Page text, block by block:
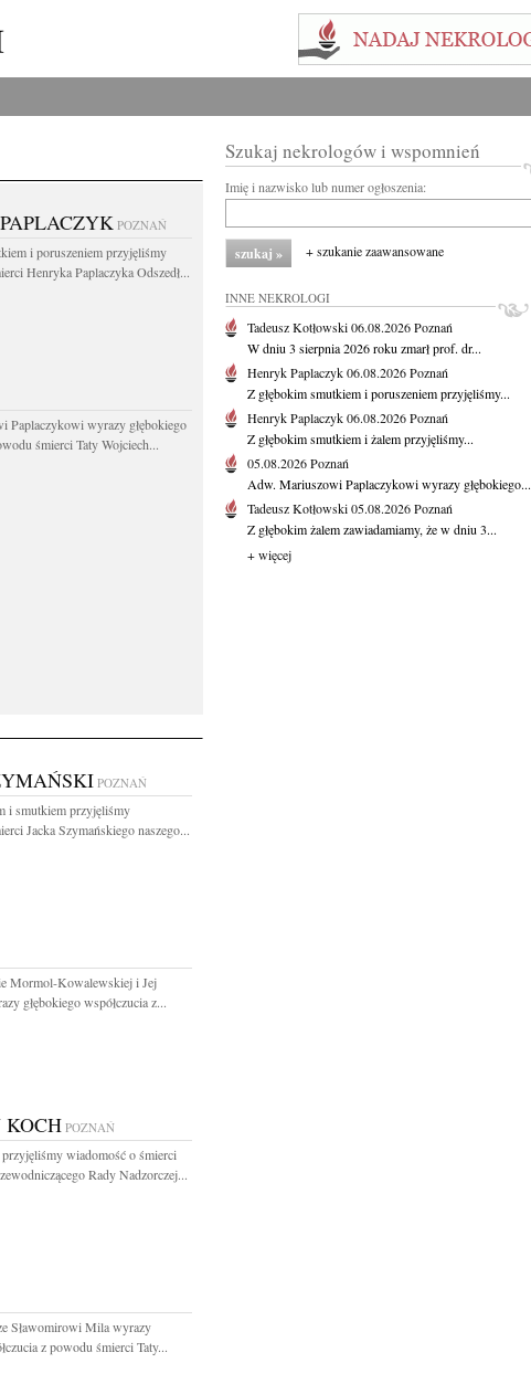
POZNAŃ
i poruszeniem przyjęliśmy
Henryka Paplaczyka Odszedł...
Paplaczykowi wyrazy głębokiego
śmierci Taty Wojciech...
POZNAŃ
i smutkiem przyjęliśmy
Jacka Szymańskiego naszego...
Mormol-Kowalewskiej i Jej
głębokiego współczucia z...
KOCH POZNAŃ
wiadomość o śmierci
Rady Nadzorczej...
Sławomirowi Mila wyrazy
z powodu śmierci Taty...
Szukaj nekrologów i wspomnień
Imię i nazwisko lub numer ogłoszenia:
+ szukanie zaawansowane
INNE NEKROLOGI
Tadeusz Kotłowski06.08.2026Poznań
W dniu 3 sierpnia 2026 roku zmarł prof. dr...
Henryk Paplaczyk06.08.2026Poznań
Z głębokim smutkiem i poruszeniem przyjęliśmy...
Henryk Paplaczyk06.08.2026Poznań
Z głębokim smutkiem i żalem przyjęliśmy...
05.08.2026Poznań
Adw. Mariuszowi Paplaczykowi wyrazy głębokiego...
Tadeusz Kotłowski05.08.2026Poznań
Z głębokim żalem zawiadamiamy, że w dniu 3...
+ więcej